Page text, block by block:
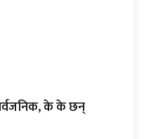
के के छन्